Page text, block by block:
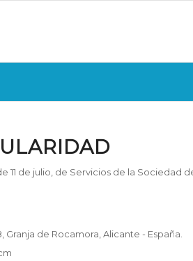
11 de julio, de Servicios de la
de Rocamora, Alicante - España.